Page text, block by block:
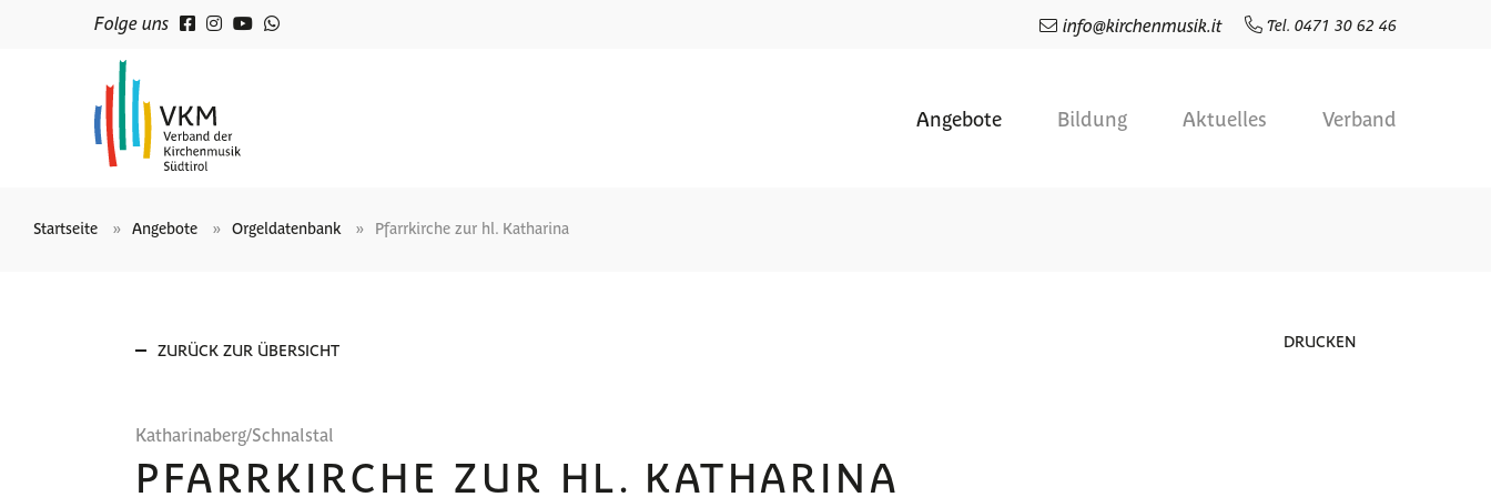
Folge uns info@kirchenmusik.it Tel. 0471 30 62 46
Angebote Bildung Aktuelles Verband
Startseite Angebote Orgeldatenbank Pfarrkirche zur hl. Katharina
ZURÜCK ZUR ÜBERSICHT DRUCKEN
Katharinaberg/Schnalstal
PFARRKIRCHE ZUR HL. KATHARINA